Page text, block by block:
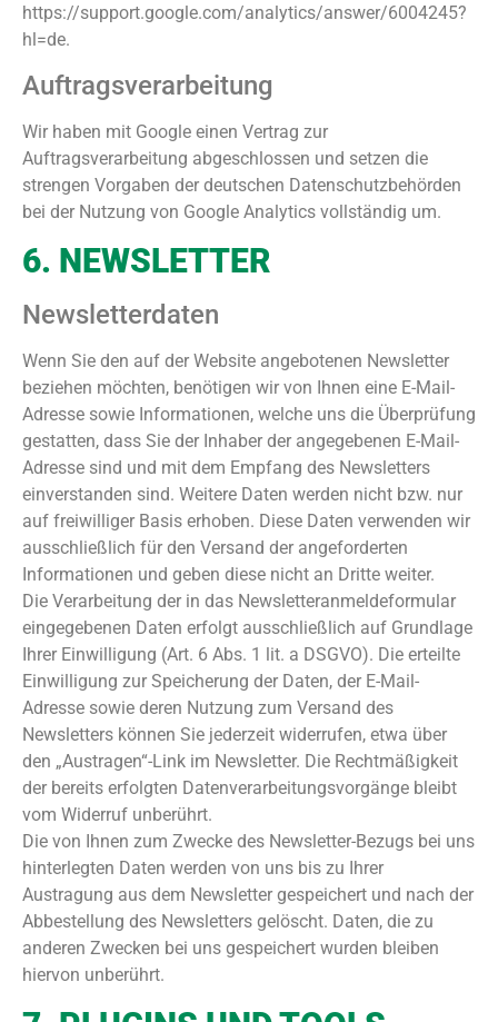
https://support.google.com/analytics/answer/6004245?
hl=de.
Auftragsverarbeitung
Wir haben mit Google einen Vertrag zur
Auftragsverarbeitung abgeschlossen und setzen die
strengen Vorgaben der deutschen Datenschutzbehörden
bei der Nutzung von Google Analytics vollständig um.
6. NEWSLETTER
Newsletterdaten
Wenn Sie den auf der Website angebotenen Newsletter
beziehen möchten, benötigen wir von Ihnen eine E-Mail-
Adresse sowie Informationen, welche uns die Überprüfung
gestatten, dass Sie der Inhaber der angegebenen E-Mail-
Adresse sind und mit dem Empfang des Newsletters
einverstanden sind. Weitere Daten werden nicht bzw. nur
auf freiwilliger Basis erhoben. Diese Daten verwenden wir
ausschließlich für den Versand der angeforderten
Informationen und geben diese nicht an Dritte weiter.
Die Verarbeitung der in das Newsletteranmeldeformular
eingegebenen Daten erfolgt ausschließlich auf Grundlage
Ihrer Einwilligung (Art. 6 Abs. 1 lit. a DSGVO). Die erteilte
Einwilligung zur Speicherung der Daten, der E-Mail-
Adresse sowie deren Nutzung zum Versand des
Newsletters können Sie jederzeit widerrufen, etwa über
den „Austragen“-Link im Newsletter. Die Rechtmäßigkeit
der bereits erfolgten Datenverarbeitungsvorgänge bleibt
vom Widerruf unberührt.
Die von Ihnen zum Zwecke des Newsletter-Bezugs bei uns
hinterlegten Daten werden von uns bis zu Ihrer
Austragung aus dem Newsletter gespeichert und nach der
Abbestellung des Newsletters gelöscht. Daten, die zu
anderen Zwecken bei uns gespeichert wurden bleiben
hiervon unberührt.